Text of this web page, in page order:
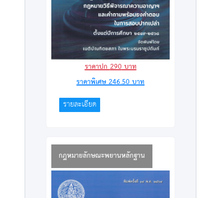
ราคาปก290บาท
ราคาพิเศษ246.50บาท
รายละเอียด
กฎหมายลักษณะพยานหลักฐาน